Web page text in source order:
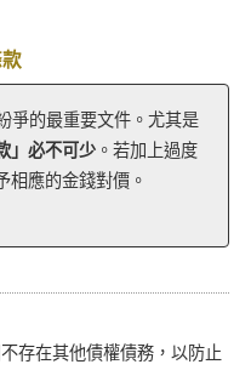
爭的最重要文件。尤其是
」必不可少 。若加上過度
相應的金錢對價。
存在其他債權債務，以防止